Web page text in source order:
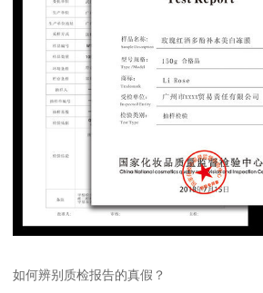
如何辨别质检报告的真假？